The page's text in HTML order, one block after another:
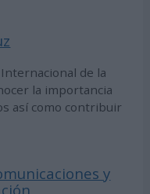
de la
la importancia
así como contribuir
y